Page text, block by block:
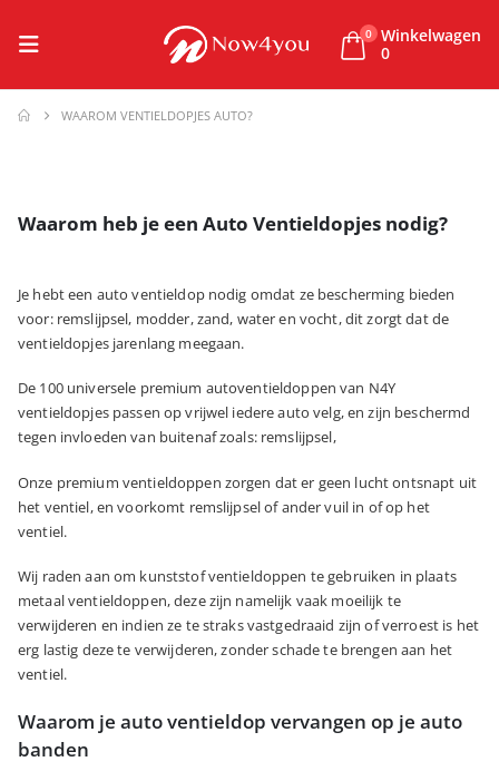
0 Winkelwagen
0
WAAROM VENTIELDOPJES AUTO?
Waarom heb je een Auto Ventieldopjes nodig?
Je hebt een auto ventieldop nodig omdat ze bescherming bieden
voor: remslijpsel, modder, zand, water en vocht, dit zorgt dat de
ventieldopjes jarenlang meegaan.
De 100 universele premium autoventieldoppen van N4Y
ventieldopjes passen op vrijwel iedere auto velg, en zijn beschermd
tegen invloeden van buitenaf zoals: remslijpsel,
Onze premium ventieldoppen zorgen dat er geen lucht ontsnapt uit
het ventiel, en voorkomt remslijpsel of ander vuil in of op het
ventiel.
Wij raden aan om kunststof ventieldoppen te gebruiken in plaats
metaal ventieldoppen, deze zijn namelijk vaak moeilijk te
verwijderen en indien ze te straks vastgedraaid zijn of verroest is het
erg lastig deze te verwijderen, zonder schade te brengen aan het
ventiel.
Waarom je auto ventieldop vervangen op je auto
banden